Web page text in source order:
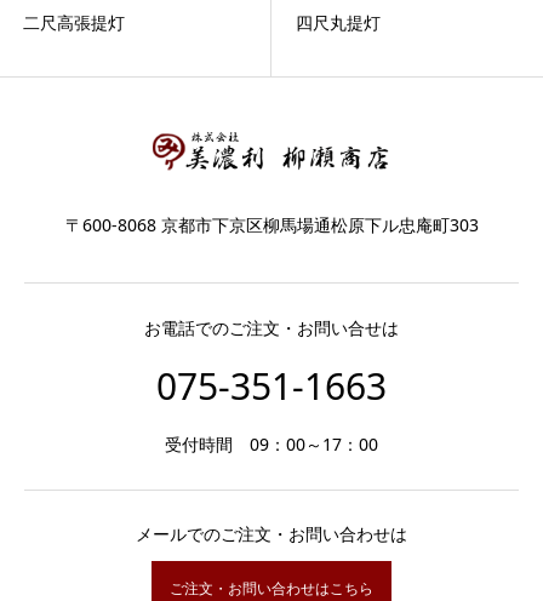
二尺高張提灯 四尺丸提灯
〒600-8068 京都市下京区柳馬場通松原下ル忠庵町303
お電話でのご注文・お問い合せは
075-351-1663
受付時間 09：00～17：00
メールでのご注文・お問い合わせは
ご注文・お問い合わせはこちら